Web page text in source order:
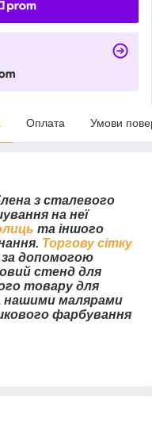
Оплата Умови
з сталевого
на неї
та іншого
Торгову сітку
за допомогою
стенд для
товару для
нашими малярами
фарбування